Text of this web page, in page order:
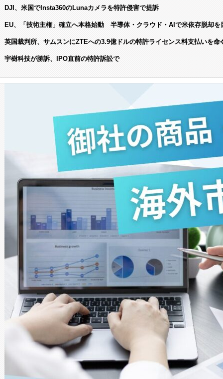
DJI、米国でInsta360のLunaカメラを特許侵害で提訴
EU、「技術主権」確立へ本格始動 半導体・クラウド・AIで米依存脱却を
英国裁判所、サムスンにZTEへの3.9億ドルの特許ライセンス料支払いを命
宇樹科技が勝訴、IPO直前の特許訴訟で